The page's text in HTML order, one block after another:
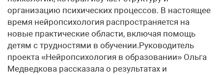
организацию психических процессов. В настоящее
время нейропсихология распространяется на
новые практические области, включая помощь
детям с трудностями в обучении.Руководитель
проекта «Нейропсихология в образовании» Ольга
Медведкова рассказала о результатах и